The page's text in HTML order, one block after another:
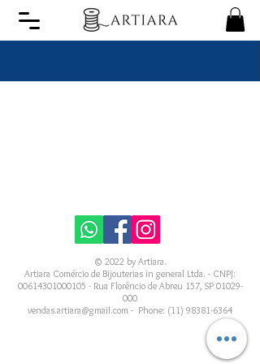
© 2022 by Artiara.
Artiara Comércio de Bijouterias in general Ltda. - CNPJ:
00614301000105 - Rua Florêncio de Abreu 157, SP 01029-
000
vendas.artiara@gmail.com - Phone: (11) 98381-6364